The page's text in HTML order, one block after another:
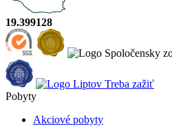
19.399128
Pobyty
Akciové pobyty